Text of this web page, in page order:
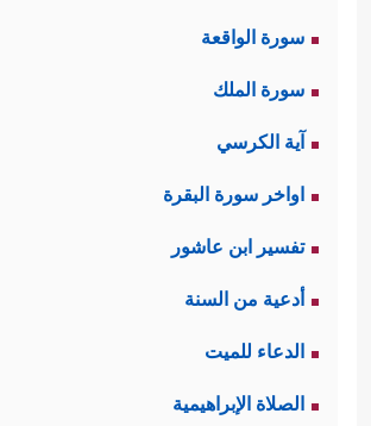
سورة الواقعة
سورة الملك
آية الكرسي
اواخر سورة البقرة
تفسير ابن عاشور
أدعية من السنة
الدعاء للميت
الصلاة الإبراهيمية